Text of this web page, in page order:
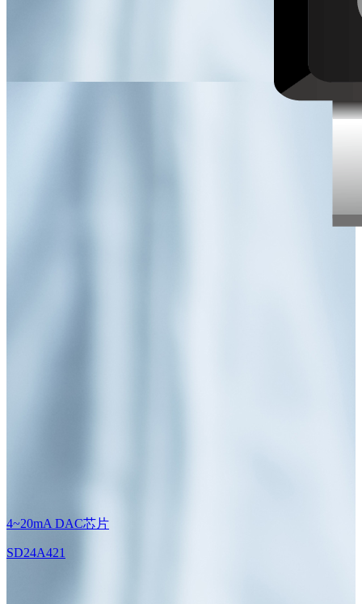
4~20mA DAC芯片
SD24A421